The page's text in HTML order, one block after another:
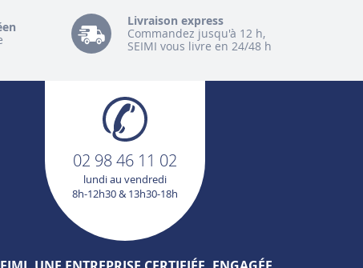
Livraison express
Commandez jusqu'à 12 h,
SEIMI vous livre en 24/48 h
02 98 46 11 02
lundi au vendredi
8h-12h30 & 13h30-18h